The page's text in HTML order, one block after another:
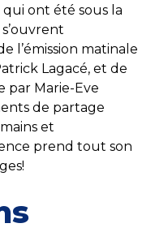
qui ont été sous la
l’émission matinale
Lagacé, et de
par Marie-Eve
de partage
et
prend tout son